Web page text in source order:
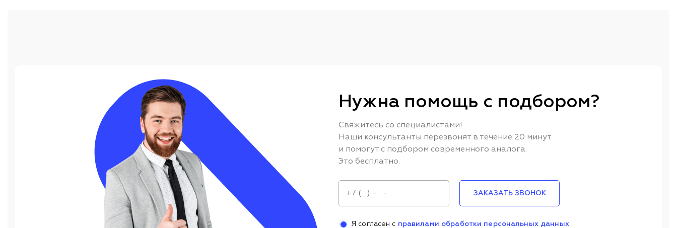
Нужна помощь с подбором?
Свяжитесь со специалистами!
Наши консультанты перезвонят в течение 20 минут
и помогут с подбором современного аналога.
Это бесплатно.
ЗАКАЗАТЬ ЗВОНОК
Я согласен с правилами обработки персональных данных